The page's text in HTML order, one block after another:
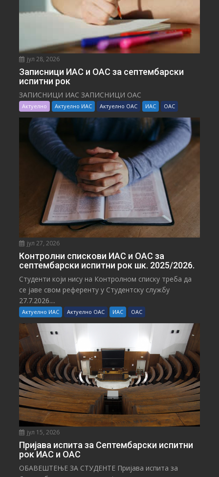
јул 28, 2026
Записници ИАС и ОАС за септембарски
испитни рок
ЗАПИСНИЦИ ИАС ЗАПИСНИЦИ ОАС
Актуелно Актуелно ИАС Актуелно ОАС ИАС ОАС
јул 27, 2026
Контролни спискови ИАС и ОАС за
септембарски испитни рок шк. 2025/2026.
Студенти који нису на Контролном списку треба да
се јаве свом референту у Студентску службу
27.7.2026....
Актуелно ИАС Актуелно ОАС ИАС ОАС
јул 15, 2026
Пријава испита за Септембарски испитни
рок ИАС и ОАС
ОБАВЕШТЕЊЕ ЗА СТУДЕНТЕ Пријава испита за